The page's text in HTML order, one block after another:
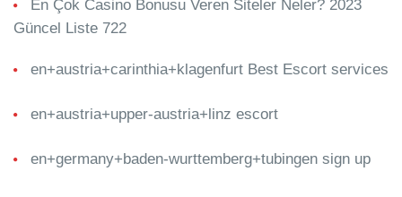
En Çok Casino Bonusu Veren Siteler Neler? 2023
Güncel Liste 722
en+austria+carinthia+klagenfurt Best Escort services
en+austria+upper-austria+linz escort
en+germany+baden-wurttemberg+tubingen sign up